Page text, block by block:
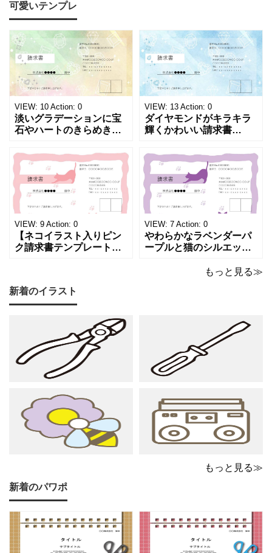
め！過払い･誤入金などが
発生した際にも使える、
モノクロでシンプルな
「返金領収書」のテンプ
レートとなります。 A4縦
型サイズで用紙に印
表になります。 A4横型サ
イズの無料テンプレート
で、Excel・Wo
可愛いテンプレ
VIEW: 10 Action: 0
淡いグラデーションに宝
石やハートのきらめきを
チックな請求書雛形で
す。パステルピンクやラ
ベンダーの色彩がやわら
かな質感を生み出し、受
け取った相手の心をくす
ぐる特別な仕上がりとな
っています。 ハンドメイ
ド雑貨、コスメブラン
VIEW: 13 Action: 0
ダイヤモンドがキラキラ
輝くかわいい請求書
感あふれるライトブルー
背景に、ジュエルモチー
フを散りばめた煌びやか
な請求書素材です。清潔
感と高級感が同居するデ
ザインは、クライアント
に信頼感と華やかな印象
を同時に届けます
VIEW: 9 Action: 0
【ネコイラスト入りピン
ク請求書テンプレート
ーの猫デザイン請求書雛
形です。波打ちフレーム
の中に描かれたキャット
シルエットや小さな肉球
モチーフが、ビジネス文
書にさりげない
VIEW: 7 Action: 0
やわらかなラベンダーパ
ープルと猫のシルエット
おしゃれな請求書フォー
出したいときにも活躍し
ます。 猫カフェやトリミ
ングサロン
もっと見る≫
新着のイラスト
もっと見る≫
新着のパワポ